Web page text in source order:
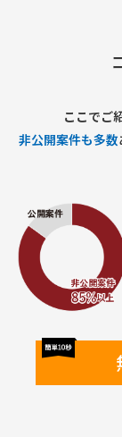
ここでご
非公開案件も多数